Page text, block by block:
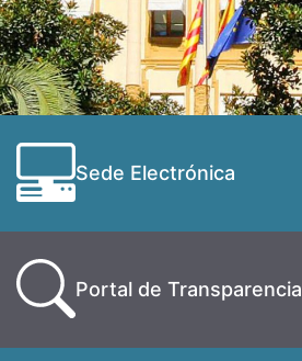
Sede Electrónica
Portal de Transparencia